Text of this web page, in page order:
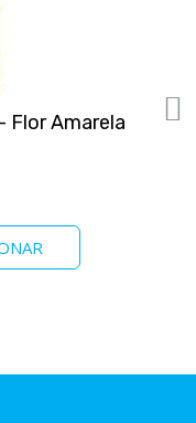
Flor Amarela